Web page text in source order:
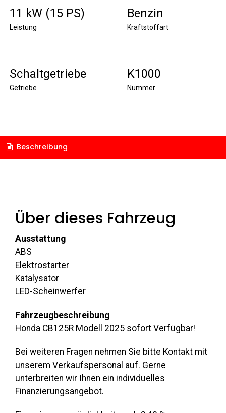
11 kW (15 PS)
Leistung
Benzin
Kraftstoffart
Schaltgetriebe
Getriebe
K1000
Nummer
Beschreibung
Über dieses Fahrzeug
Ausstattung
ABS
Elektrostarter
Katalysator
LED-Scheinwerfer
Fahrzeugbeschreibung
Honda CB125R Modell 2025 sofort Verfügbar!
Bei weiteren Fragen nehmen Sie bitte Kontakt mit
unserem Verkaufspersonal auf. Gerne
unterbreiten wir Ihnen ein individuelles
Finanzierungsangebot.